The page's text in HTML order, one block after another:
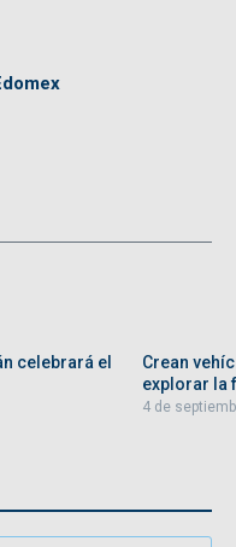
celebrará el
Crean
explorar la
4 de